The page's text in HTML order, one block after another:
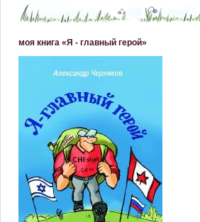
моя книга «Я - главный герой»